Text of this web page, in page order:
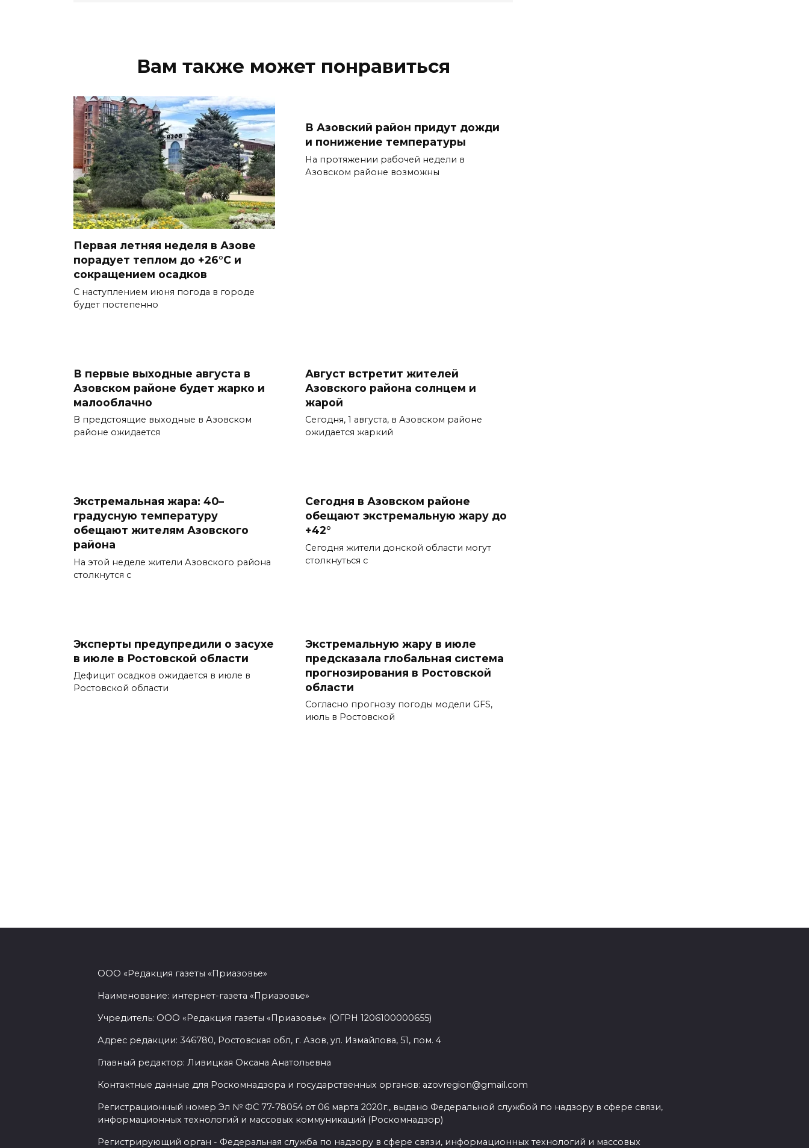
Вам также может понравиться
Первая летняя неделя в Азове
порадует теплом до +26°С и
сокращением осадков
С наступлением июня погода в городе
будет постепенно
В Азовский район придут дожди
и понижение температуры
На протяжении рабочей недели в
Азовском районе возможны
В первые выходные августа в
Азовском районе будет жарко и
малооблачно
В предстоящие выходные в Азовском
районе ожидается
Август встретит жителей
Азовского района солнцем и
жарой
Сегодня, 1 августа, в Азовском районе
ожидается жаркий
Экстремальная жара: 40–
градусную температуру
обещают жителям Азовского
района
На этой неделе жители Азовского района
столкнутся с
Сегодня в Азовском районе
обещают экстремальную жару до
+42°
Сегодня жители донской области могут
столкнуться с
Эксперты предупредили о засухе
в июле в Ростовской области
Дефицит осадков ожидается в июле в
Ростовской области
Экстремальную жару в июле
предсказала глобальная система
прогнозирования в Ростовской
области
Согласно прогнозу погоды модели GFS,
июль в Ростовской
ООО «Редакция газеты «Приазовье»
Наименование: интернет-газета «Приазовье»
Учредитель: ООО «Редакция газеты «Приазовье» (ОГРН 1206100000655)
Адрес редакции: 346780, Ростовская обл, г. Азов, ул. Измайлова, 51, пом. 4
Главный редактор: Ливицкая Оксана Анатольевна
Контактные данные для Роскомнадзора и государственных органов: azovregion@gmail.com
Регистрационный номер Эл № ФС 77-78054 от 06 марта 2020г., выдано Федеральной службой по надзору в сфере связи,
информационных технологий и массовых коммуникаций (Роскомнадзор)
Регистрирующий орган - Федеральная служба по надзору в сфере связи, информационных технологий и массовых